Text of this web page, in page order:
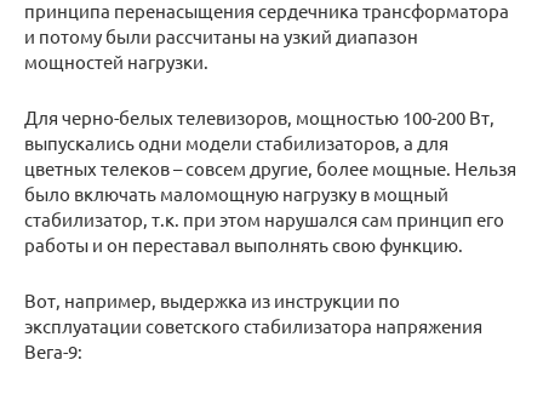
принципа перенасыщения сердечника трансформатора
и потому были рассчитаны на узкий диапазон
мощностей нагрузки.
Для черно-белых телевизоров, мощностью 100-200 Вт,
выпускались одни модели стабилизаторов, а для
цветных телеков – совсем другие, более мощные. Нельзя
было включать маломощную нагрузку в мощный
стабилизатор, т.к. при этом нарушался сам принцип его
работы и он переставал выполнять свою функцию.
Вот, например, выдержка из инструкции по
эксплуатации советского стабилизатора напряжения
Вега-9: